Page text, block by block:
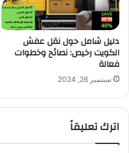
دليل شامل حول نقل عفش
الكويت رخيص: نصائح وخطوات
فعالة
سبتمبر 26, 2024
اترك تعليقاً